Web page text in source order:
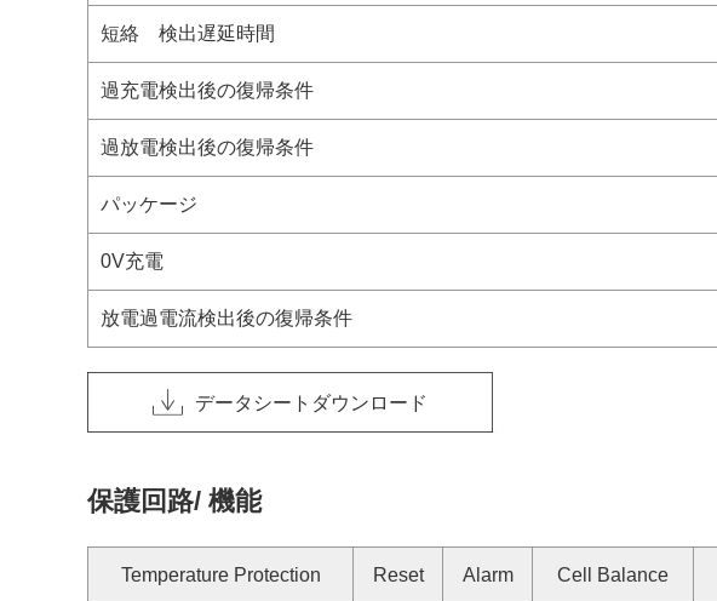
短絡 検出遅延時間
過充電検出後の復帰条件
過放電検出後の復帰条件
パッケージ
0V充電
放電過電流検出後の復帰条件
データシートダウンロード
保護回路/ 機能
Temperature Protection Reset Alarm Cell Balance